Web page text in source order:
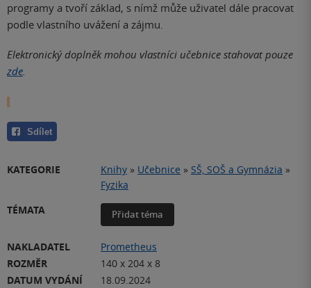
programy a tvoří základ, s nímž může uživatel dále pracovat
podle vlastního uvážení a zájmu.
Elektronický doplněk mohou vlastníci učebnice stahovat pouze
zde
Sdílet
KATEGORIE Knihy » Učebnice » SŠ, SOŠ a Gymnázia »
Fyzika
TÉMATA
Přidat téma
NAKLADATEL
Prometheus
ROZMĚR
140 x 204 x 8
DATUM VYDÁNÍ
18.09.2024